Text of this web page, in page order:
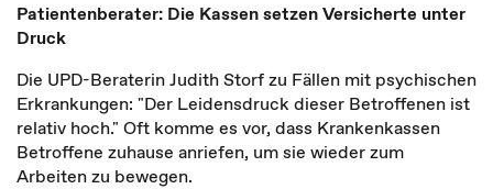
Patientenberater: Die Kassen setzen Versicherte unter
Druck
Die UPD-Beraterin Judith Storf zu Fällen mit psychischen
Erkrankungen: "Der Leidensdruck dieser Betroffenen ist
relativ hoch." Oft komme es vor, dass Krankenkassen
Betroffene zuhause anriefen, um sie wieder zum
Arbeiten zu bewegen.